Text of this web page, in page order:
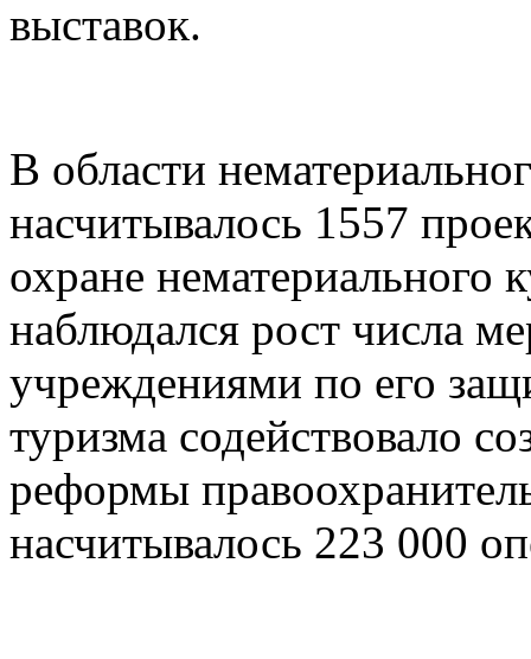
выставок.
В области
насчитывалось 1557
охране нематериального
наблюдался рост числа
учреждениями по его
туризма содействовало
реформы
насчитывалось 223 000